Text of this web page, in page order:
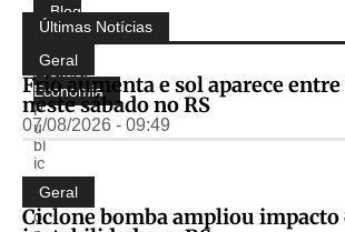
Compartilhe:
Blog
do
Almir
Freitas
Economia
P
u
bl
ic
a
d
o
Últimas Notícias
Geral
Frio aumenta e sol aparece
neste sábado no RS
07/08/2026 - 09:49
Geral
Ciclone bomba ampliou impacto